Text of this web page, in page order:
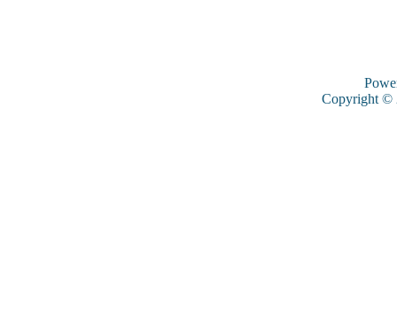
Copyright ©